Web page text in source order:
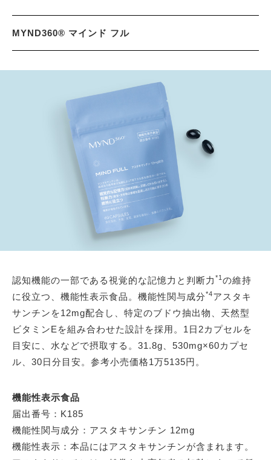
MYND360® マインド フル
認知機能の一部である視覚的な記憶力と判断力 *1 の維持
に役立つ、機能性表示食品。機能性関与成分*4アスタキ
サンチンを12mg配合し、特定のブドウ抽出物、天然型
ビタミンEを組み合わせた設計を採用。1日2カプセルを
目安に、水などで摂取する。31.8g、530mg×60カプセ
ル、30日分目安。参考小売価格1万5135円。
機能性表示食品
届出番号：K185
機能性関与成分：アスタキサンチン 12mg
機能性表示：本品にはアスタキサンチンが含まれます。